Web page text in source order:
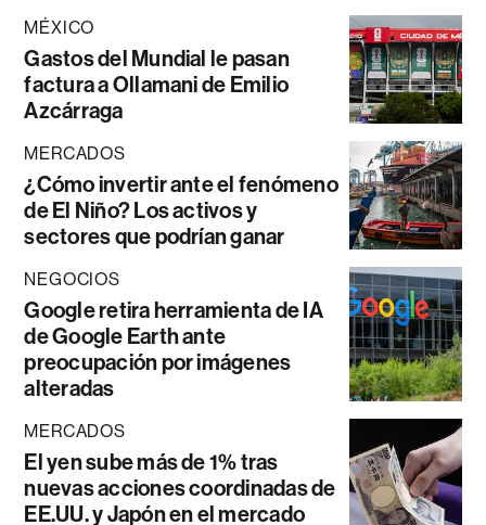
MÉXICO
Gastos del Mundial le pasan
factura a Ollamani de Emilio
Azcárraga
MERCADOS
¿Cómo invertir ante el fenómeno
de El Niño? Los activos y
sectores que podrían ganar
NEGOCIOS
Google retira herramienta de IA
de Google Earth ante
preocupación por imágenes
alteradas
MERCADOS
El yen sube más de 1% tras
nuevas acciones coordinadas de
EE.UU. y Japón en el mercado